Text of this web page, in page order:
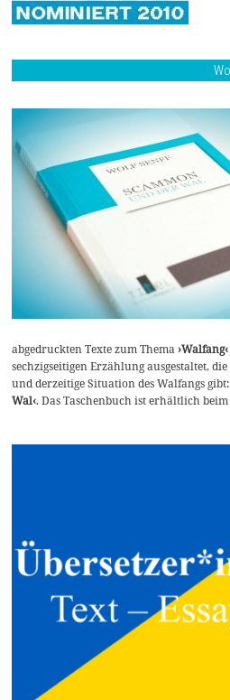
abgedruckten Texte zum Thema›Walfang‹
sechzigseitigen Erzählung ausgestaltet,
und derzeitige Situation des Walfangs
Wal‹. Das Taschenbuch ist erhältlich